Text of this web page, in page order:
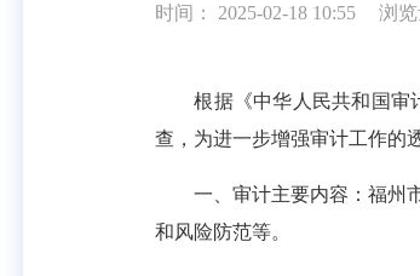
时间： 2025-02-18 10:55 浏览
根据《中华人民共和国审计
查，为进一步增强审计工作的
一、审计主要内容：福州市
和风险防范等。